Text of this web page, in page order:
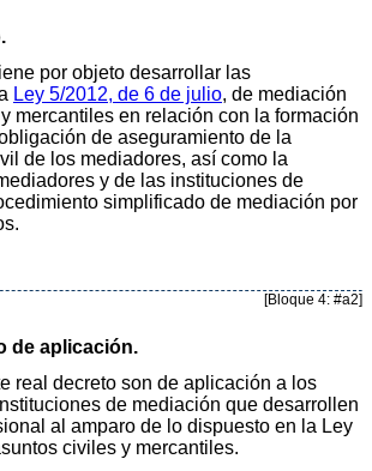
por objeto desarrollar las
Ley 5/2012, de 6 de julio, de mediación
mercantiles en relación con la formación
de aseguramiento de la
de los mediadores, así como la
y de las instituciones de
simplificado de mediación por
[Bloque 4: #a2]
de aplicación.
real decreto son de aplicación a los
de mediación que desarrollen
al amparo de lo dispuesto en la Ley
civiles y mercantiles.